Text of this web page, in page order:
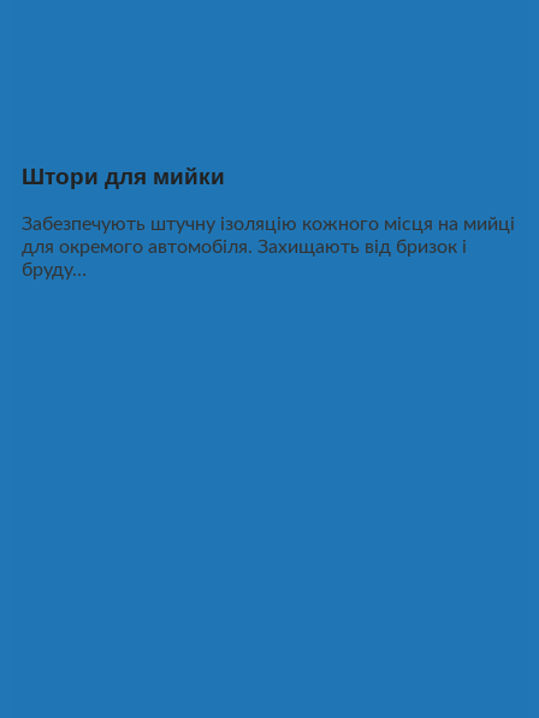
Штори для мийки
Забезпечують штучну ізоляцію кожного місця на мийці
для окремого автомобіля. Захищають від бризок і
бруду…